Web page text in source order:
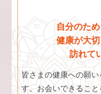
自分のた
健康が大
訪れて
皆さまの健康への願
す。お会いできること